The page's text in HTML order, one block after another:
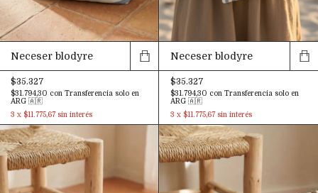
Neceser blodyre
$35.327
$31.794,30 con Transferencia solo en
ARG 🇦🇷
3 x $11.775,67 sin interés
Neceser blodyre
$35.327
$31.794,30 con Transferencia solo en
ARG 🇦🇷
3 x $11.775,67 sin interés